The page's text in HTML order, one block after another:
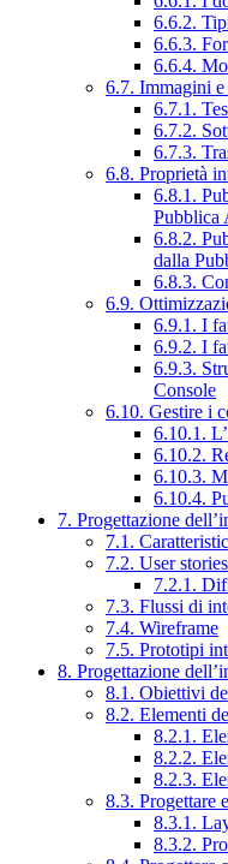
6.6.2.
6.6.3.
6.6.4.
6.7. Immagini
6.7.1.
6.7.2.
6.7.3.
6.8. Proprietà
6.8.1.
Pubblica
6.8.2.
dalla
6.8.3.
6.9.
6.9.1. I
6.9.2. I
6.9.3.
Console
6.10. Gestire i
6.10.1.
6.10.2.
6.10.3.
6.10.4.
7. Progettazione
7.1.
7.2. User
7.2.1.
7.3. Flussi di
7.4. Wireframe
7.5. Prototipi
8. Progettazione
8.1. Obiettivi
8.2. Elementi
8.2.1.
8.2.2.
8.2.3.
8.3. Progettare
8.3.1.
8.3.2.